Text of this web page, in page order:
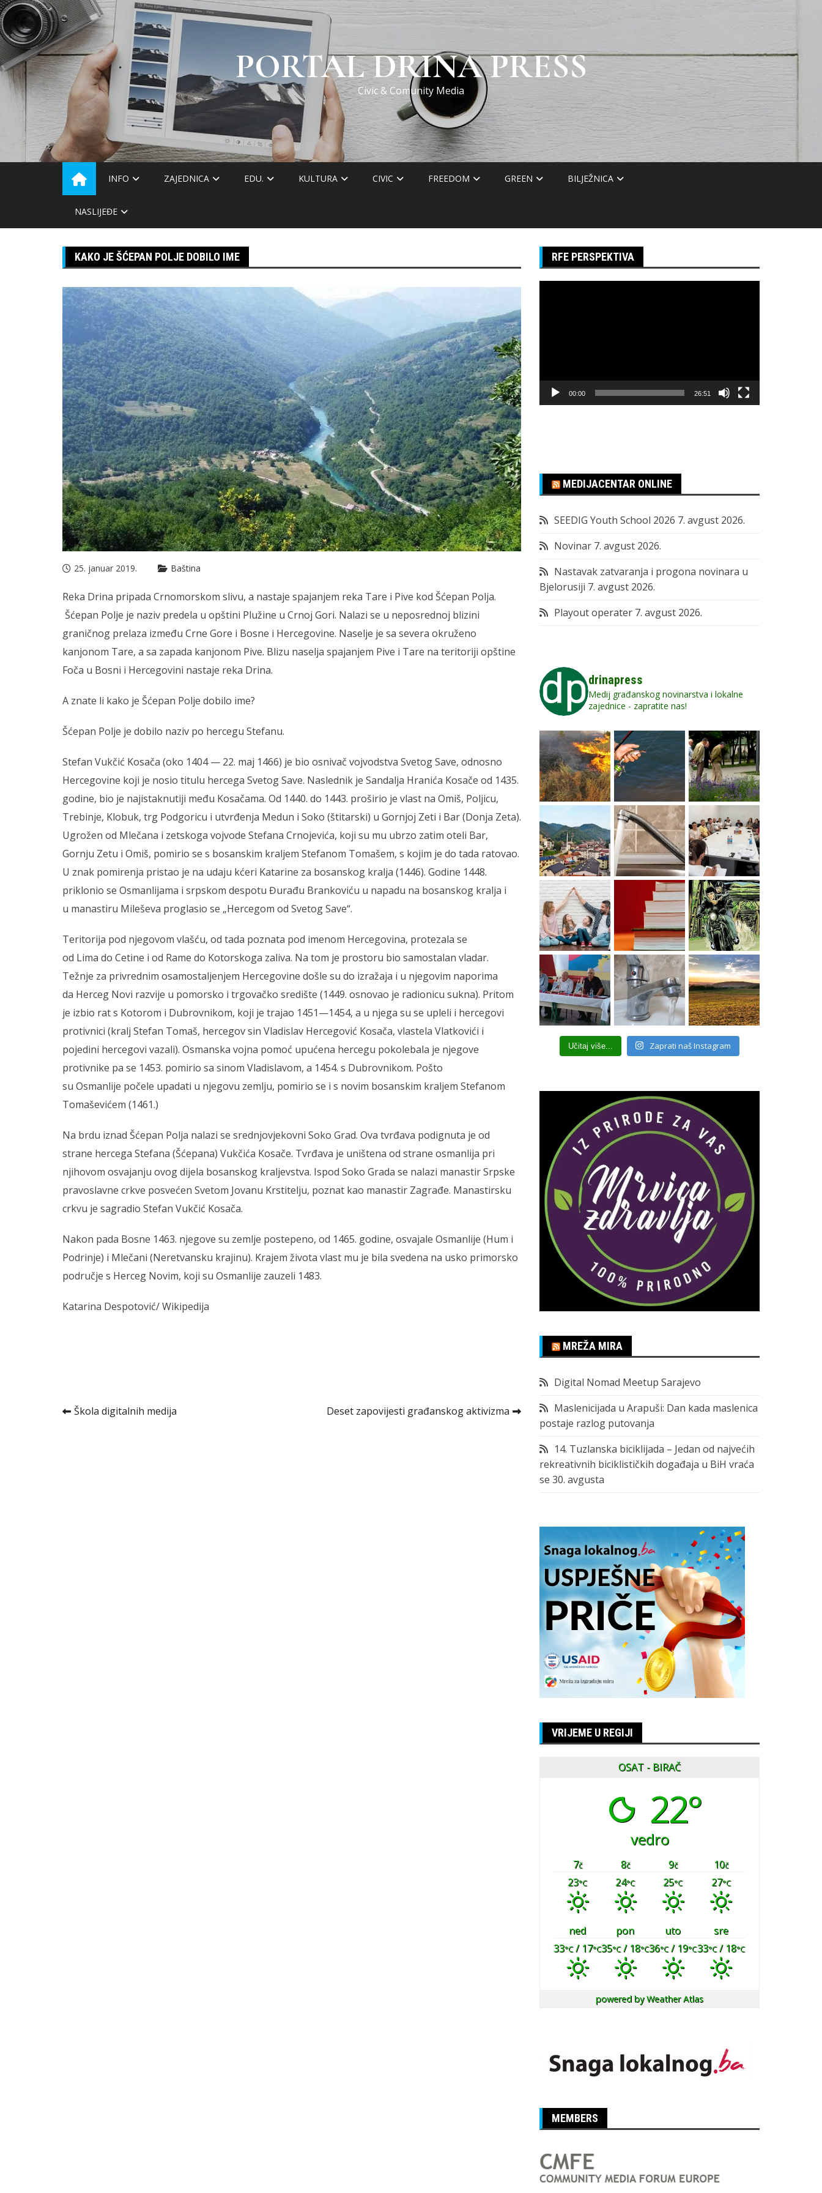
Skip
to
content
PORTAL DRINA PRESS
Civic & Comunity Media
INFO ZAJEDNICA EDU. KULTURA CIVIC FREEDOM GREEN BILJEŽNICA
NASLIJEĐE
KAKO JE ŠĆEPAN POLJE DOBILO IME
25. januar 2019. Baština
Reka Drina pripada Crnomorskom slivu, a nastaje spajanjem reka Tare i Pive kod Šćepan Polja.
Šćepan Polje je naziv predela u opštini Plužine u Crnoj Gori. Nalazi se u neposrednoj blizini
graničnog prelaza između Crne Gore i Bosne i Hercegovine. Naselje je sa severa okruženo
kanjonom Tare, a sa zapada kanjonom Pive. Blizu naselja spajanjem Pive i Tare na teritoriji opštine
Foča u Bosni i Hercegovini nastaje reka Drina.
A znate li kako je Šćepan Polje dobilo ime?
Šćepan Polje je dobilo naziv po hercegu Stefanu.
Stefan Vukčić Kosača (oko 1404 — 22. maj 1466) je bio osnivač vojvodstva Svetog Save, odnosno
Hercegovine koji je nosio titulu hercega Svetog Save. Naslednik je Sandalja Hranića Kosače od 1435.
godine, bio je najistaknutiji među Kosačama. Od 1440. do 1443. proširio je vlast na Omiš, Poljicu,
Trebinje, Klobuk, trg Podgoricu i utvrđenja Medun i Soko (štitarski) u Gornjoj Zeti i Bar (Donja Zeta).
Ugrožen od Mlečana i zetskoga vojvode Stefana Crnojevića, koji su mu ubrzo zatim oteli Bar,
Gornju Zetu i Omiš, pomirio se s bosanskim kraljem Stefanom Tomašem, s kojim je do tada ratovao.
U znak pomirenja pristao je na udaju kćeri Katarine za bosanskog kralja (1446). Godine 1448.
priklonio se Osmanlijama i srpskom despotu Đurađu Brankoviću u napadu na bosanskog kralja i
u manastiru Mileševa proglasio se „Hercegom od Svetog Save“.
Teritorija pod njegovom vlašću, od tada poznata pod imenom Hercegovina, protezala se
od Lima do Cetine i od Rame do Kotorskoga zaliva. Na tom je prostoru bio samostalan vladar.
Težnje za privrednim osamostaljenjem Hercegovine došle su do izražaja i u njegovim naporima
da Herceg Novi razvije u pomorsko i trgovačko središte (1449. osnovao je radionicu sukna). Pritom
je izbio rat s Kotorom i Dubrovnikom, koji je trajao 1451—1454, a u njega su se upleli i hercegovi
protivnici (kralj Stefan Tomaš, hercegov sin Vladislav Hercegović Kosača, vlastela Vlatkovići i
pojedini hercegovi vazali). Osmanska vojna pomoć upućena hercegu pokolebala je njegove
protivnike pa se 1453. pomirio sa sinom Vladislavom, a 1454. s Dubrovnikom. Pošto
su Osmanlije počele upadati u njegovu zemlju, pomirio se i s novim bosanskim kraljem Stefanom
Tomaševićem (1461.)
Na brdu iznad Šćepan Polja nalazi se srednjovjekovni Soko Grad. Ova tvrđava podignuta je od
strane hercega Stefana (Šćepana) Vukčića Kosače. Tvrđava je uništena od strane osmanlija pri
njihovom osvajanju ovog dijela bosanskog kraljevstva. Ispod Soko Grada se nalazi manastir Srpske
pravoslavne crkve posvećen Svetom Jovanu Krstitelju, poznat kao manastir Zagrađe. Manastirsku
crkvu je sagradio Stefan Vukčić Kosača.
Nakon pada Bosne 1463. njegove su zemlje postepeno, od 1465. godine, osvajale Osmanlije (Hum i
Podrinje) i Mlečani (Neretvansku krajinu). Krajem života vlast mu je bila svedena na usko primorsko
područje s Herceg Novim, koji su Osmanlije zauzeli 1483.
Katarina Despotović/ Wikipedija
Kretanje
Škola digitalnih medija Deset zapovijesti građanskog aktivizma
RFE PERSPEKTIVA
00:00 26:51
MEDIJACENTAR ONLINE
SEEDIG Youth School 2026 7. avgust 2026.
Novinar 7. avgust 2026.
Nastavak zatvaranja i progona novinara u
Bjelorusiji 7. avgust 2026.
Playout operater 7. avgust 2026.
drinapress
Medij građanskog novinarstva i lokalne
zajednice - zapratite nas!
Učitaj više... Zaprati naš Instagram
MREŽA MIRA
Digital Nomad Meetup Sarajevo
Maslenicijada u Arapuši: Dan kada maslenica
postaje razlog putovanja
14. Tuzlanska biciklijada – Jedan od najvećih
rekreativnih biciklističkih događaja u BiH vraća
se 30. avgusta
VRIJEME U REGIJI
OSAT - BIRAČ
22°
vedro
7č 8č 9č 10č
23°C 24°C 25°C 27°C
ned pon uto
sre
33°C/ 17°C35°C/ 18°C36°C/ 19°C33°C/ 18°C
powered byWeather Atlas
MEMBERS